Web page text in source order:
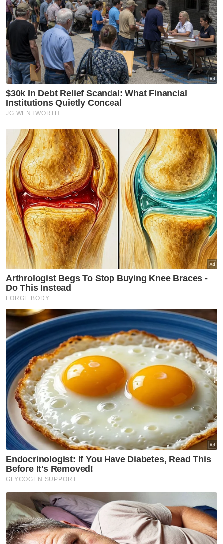
Kuala Selangor pada jam 7.15 malam.
Polis turut menemukan sepucuk pistol dalam
sebuah beg galas dalam kereta Honda Jazz
di kediaman mereka yang terletak di Kuala
Selangor.
Polis sebelum ini turut menahan seorang
lelaki tempatan di Cameron Highlands,
Pahang yang dipercayai pemandu kepada
lelaki Israel terbabit sejak memasuki negara
ini pada 12 Mac lalu.
Nak berita-berita terkini dengan lebih pantas?
Jom sertai saluran WhatsApp Sinar Harian:
https://whatsapp.com/channel/
Muat turun aplikasi Sinar Harian.Klik di sini!
Jawab soalan kaji selidik dandapatkan
baucar tunai.
×
Apakah status hubungan anda?
Bujang Kahwin
Masuk | Daftar VPoints:0
Lelaki Israel